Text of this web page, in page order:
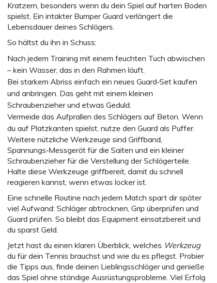
Kratzern, besonders wenn du dein Spiel auf harten Boden
spielst. Ein intakter Bumper Guard verlängert die
Lebensdauer deines Schlägers.
So hältst du ihn in Schuss:
Nach jedem Training mit einem feuchten Tuch abwischen
– kein Wasser, das in den Rahmen läuft.
Bei starkem Abriss einfach ein neues Guard‑Set kaufen
und anbringen. Das geht mit einem kleinen
Schraubenzieher und etwas Geduld.
Vermeide das Aufprallen des Schlägers auf Beton. Wenn
du auf Platzkanten spielst, nutze den Guard als Puffer.
Weitere nützliche Werkzeuge sind Griffband,
Spannungs‑Messgerät für die Saiten und ein kleiner
Schraubenzieher für die Verstellung der Schlägerteile.
Halte diese Werkzeuge griffbereit, damit du schnell
reagieren kannst, wenn etwas locker ist.
Eine schnelle Routine nach jedem Match spart dir später
viel Aufwand: Schläger abtrocknen, Grip überprüfen und
Guard prüfen. So bleibt das Equipment einsatzbereit und
du sparst Geld.
Jetzt hast du einen klaren Überblick, welches Werkzeug
du für dein Tennis brauchst und wie du es pflegst. Probier
die Tipps aus, finde deinen Lieblingsschläger und genieße
das Spiel ohne ständige Ausrüstungsprobleme. Viel Erfolg